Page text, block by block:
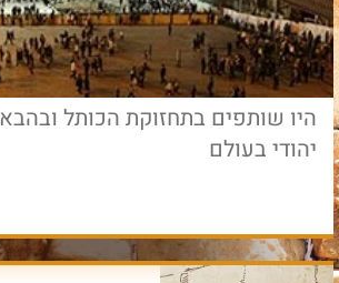
היו שותפים בתחזוקת הכותל
יהודי בעולם